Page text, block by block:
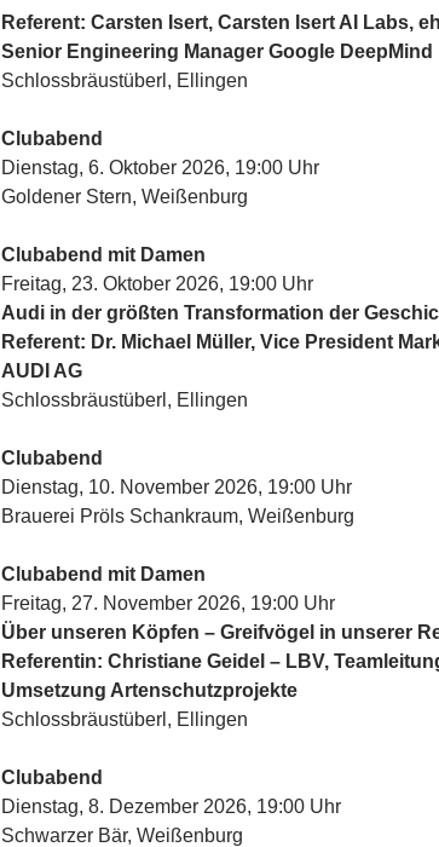
Referent: Carsten Isert, Carsten Isert AI Labs,
Senior Engineering Manager Google DeepMind
Schlossbräustüberl, Ellingen
Clubabend
Dienstag, 6. Oktober 2026, 19:00 Uhr
Goldener Stern, Weißenburg
Clubabend mit Damen
Freitag, 23. Oktober 2026, 19:00 Uhr
Audi in der größten Transformation der
Referent: Dr. Michael Müller, Vice President
AUDI AG
Schlossbräustüberl, Ellingen
Clubabend
Dienstag, 10. November 2026, 19:00 Uhr
Brauerei Pröls Schankraum, Weißenburg
Clubabend mit Damen
Freitag, 27. November 2026, 19:00 Uhr
Über unseren Köpfen – Greifvögel in unserer
Referentin: Christiane Geidel – LBV,
Umsetzung Artenschutzprojekte
Schlossbräustüberl, Ellingen
Clubabend
Dienstag, 8. Dezember 2026, 19:00 Uhr
Schwarzer Bär, Weißenburg